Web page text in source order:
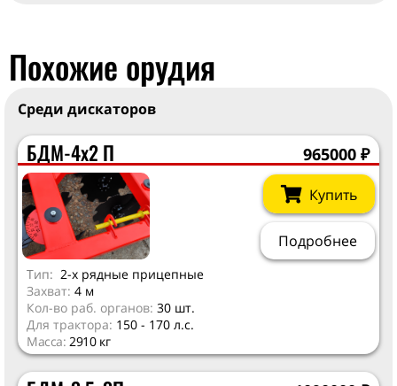
Похожие орудия
Среди дискаторов
БДМ-4х2 П 965000 ₽
Купить
Подробнее
Тип: 2-х рядные прицепные
Захват: 4 м
Кол-во раб. органов: 30 шт.
Для трактора: 150 - 170 л.с.
Масса: 2910 кг